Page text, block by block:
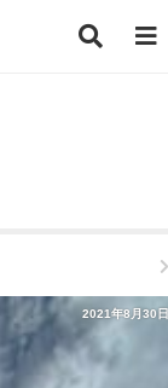
2021年8月30日